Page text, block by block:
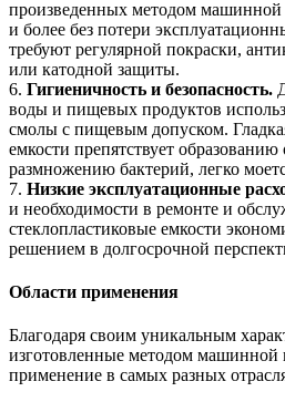
произведенных методом машинной
и более без потери
требуют регулярной покраски,
или катодной защиты.
6. Гигиеничность и безопасность.
воды и пищевых продуктов
смолы с пищевым допуском.
емкости препятствует
размножению бактерий, легко
7. Низкие эксплуатационные
и необходимости в ремонте и
стеклопластиковые емкости
решением в долгосрочной
Области применения
Благодаря своим уникальным
изготовленные методом машинной
применение в самых разных